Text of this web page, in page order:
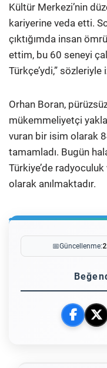
Kültür Merkezi’nin
kariyerine veda etti.
çıktığımda insan
ettim, bu 60 seneyi
Türkçe’ydi,”
Orhan Boran,
mükemmeliyetçi
vuran bir isim olarak
tamamladı. Bugün
Türkiye’de
olarak anılmaktadır.
📅Güncellenme: